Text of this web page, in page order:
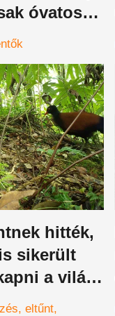
óvatosan
a
hitték,
sikerült
a világ
madarát
eltűnt